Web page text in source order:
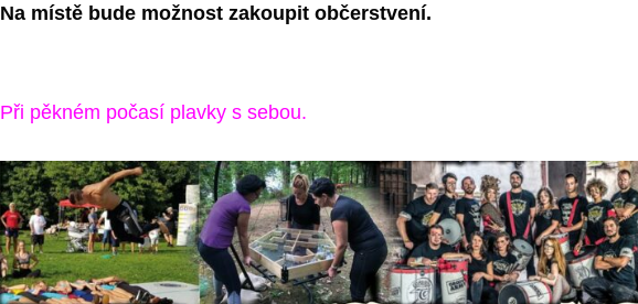
Na místě bude možnost zakoupit občerstvení.
Při pěkném počasí plavky s sebou.